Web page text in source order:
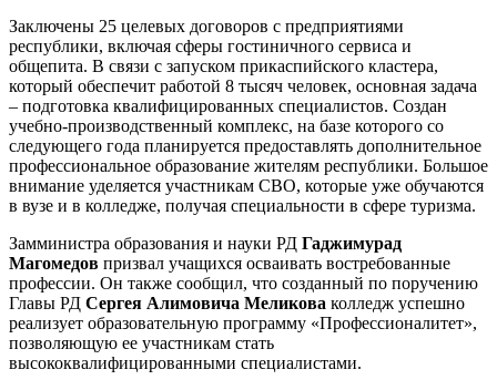
Заключены 25 целевых договоров с предприятиями
республики, включая сферы гостиничного сервиса и
общепита. В связи с запуском прикаспийского кластера,
который обеспечит работой 8 тысяч человек, основная задача
– подготовка квалифицированных специалистов. Создан
учебно-производственный комплекс, на базе которого со
следующего года планируется предоставлять дополнительное
профессиональное образование жителям республики. Большое
внимание уделяется участникам СВО, которые уже обучаются
в вузе и в колледже, получая специальности в сфере туризма.
Замминистра образования и науки РД Гаджимурад
Магомедов призвал учащихся осваивать востребованные
профессии. Он также сообщил, что созданный по поручению
Главы РД Сергея Алимовича Меликова колледж успешно
реализует образовательную программу «Профессионалитет»,
позволяющую ее участникам стать
высококвалифицированными специалистами.